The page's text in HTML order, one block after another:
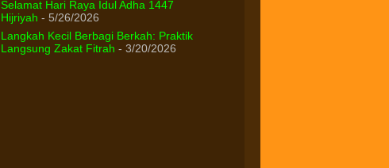
Selamat Hari Raya Idul Adha 1447
Hijriyah - 5/26/2026
Langkah Kecil Berbagi Berkah: Praktik
Langsung Zakat Fitrah - 3/20/2026